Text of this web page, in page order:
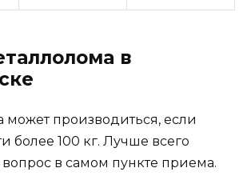
в
может производиться, если
более 100 кг. Лучше всего
вопрос в самом пункте приема.